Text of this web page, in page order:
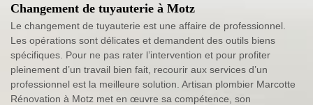
Changement de tuyauterie à Motz
Le changement de tuyauterie est une affaire de professionnel.
Les opérations sont délicates et demandent des outils biens
spécifiques. Pour ne pas rater l’intervention et pour profiter
pleinement d’un travail bien fait, recourir aux services d’un
professionnel est la meilleure solution. Artisan plombier Marcotte
Rénovation à Motz met en œuvre sa compétence, son